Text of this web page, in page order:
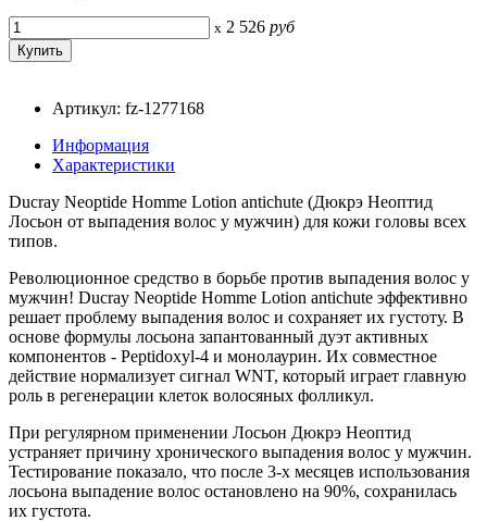
x 2 526 руб
Артикул: fz-1277168
Информация
Характеристики
Ducray Neoptide Homme Lotion antichute (Дюкрэ Неоптид
Лосьон от выпадения волос у мужчин) для кожи головы всех
типов.
Революционное средство в борьбе против выпадения волос у
мужчин! Ducray Neoptide Homme Lotion antichute эффективно
решает проблему выпадения волос и сохраняет их густоту. В
основе формулы лосьона запантованный дуэт активных
компонентов - Peptidoxyl-4 и монолаурин. Их совместное
действие нормализует сигнал WNT, который играет главную
роль в регенерации клеток волосяных фолликул.
При регулярном применении Лосьон Дюкрэ Неоптид
устраняет причину хронического выпадения волос у мужчин.
Тестирование показало, что после 3-х месяцев использования
лосьона выпадение волос остановлено на 90%, сохранилась
их густота.